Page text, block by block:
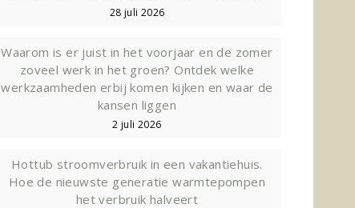
28 juli 2026
Waarom is er juist in het voorjaar en de zomer
zoveel werk in het groen? Ontdek welke
werkzaamheden erbij komen kijken en waar de
kansen liggen
2 juli 2026
Hottub stroomverbruik in een vakantiehuis.
Hoe de nieuwste generatie warmtepompen
het verbruik halveert